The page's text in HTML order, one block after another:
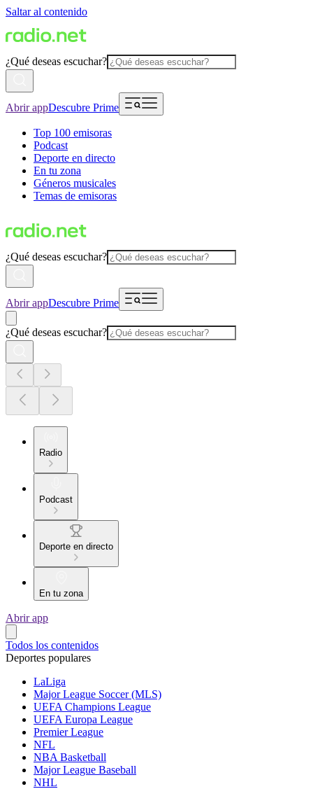
Saltar al contenido
¿Qué deseas escuchar?
Abrir appDescubre Prime
Top 100 emisoras
Podcast
Deporte en directo
En tu zona
Géneros musicales
Temas de emisoras
¿Qué deseas escuchar?
Abrir appDescubre Prime
¿Qué deseas escuchar?
Radio
Podcast
Deporte en directo
En tu zona
Abrir app
Todos los contenidos
Deportes populares
LaLiga
Major League Soccer (MLS)
UEFA Champions League
UEFA Europa League
Premier League
NFL
NBA Basketball
Major League Baseball
NHL